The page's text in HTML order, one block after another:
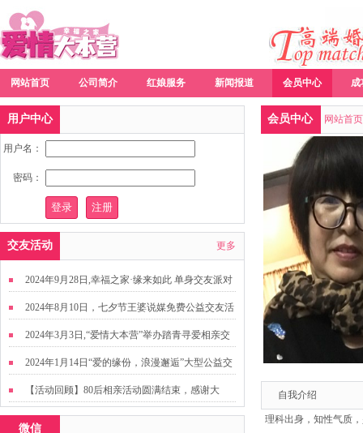
网站首页 公司简介 红娘服务 新闻报道 会员中心 成
会员中心 网站首页
自我介绍
理科出身，知性气质
用户中心
用户名：
密码：
交友活动 更多
2024年9月28日,幸福之家·缘来如此 单身交友派对
2024年8月10日，七夕节王婆说媒免费公益交友活
动
2024年3月3日,“爱情大本营”举办踏青寻爱相亲交
友活动
2024年1月14日“爱的缘份，浪漫邂逅”大型公益交
友活动
【活动回顾】80后相亲活动圆满结束，感谢大
家，走出来才有机会扩大缘分哦~
微信